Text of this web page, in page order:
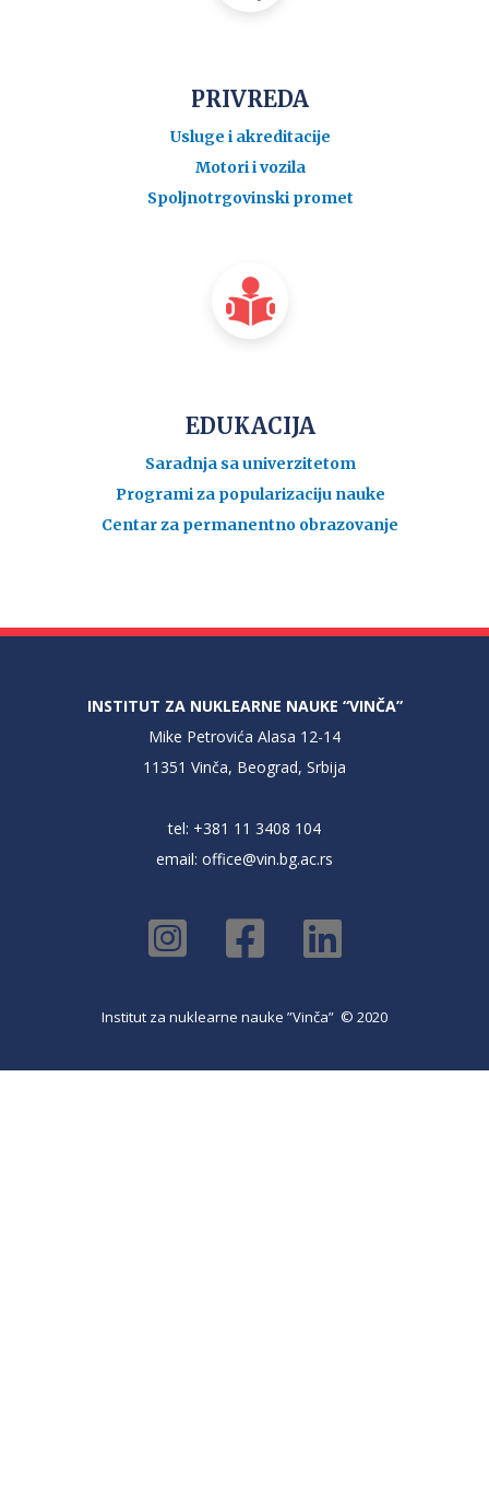
PRIVREDA
Usluge i akreditacije
Motori i vozila
Spoljnotrgovinski promet
EDUKACIJA
Saradnja sa univerzitetom
Programi za popularizaciju nauke
Centar za permanentno obrazovanje
INSTITUT ZA NUKLEARNE NAUKE “VINČA”
Mike Petrovića Alasa 12-14
11351 Vinča, Beograd, Srbija
tel: +381 11 3408 104
email: office@vin.bg.ac.rs
Institut za nuklearne nauke ”Vinča” © 2020